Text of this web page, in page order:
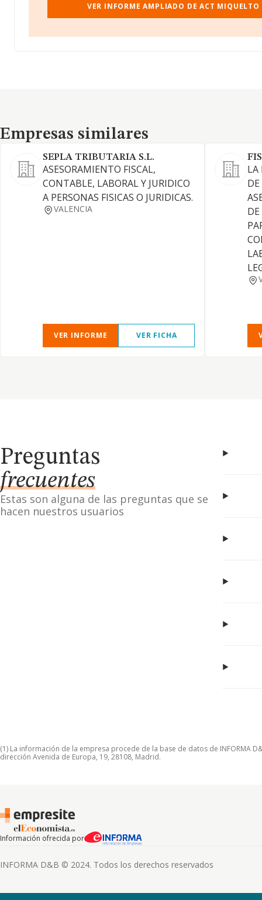
VER INFORME AMPLIADO DE ACT
Empresas similares
Empresas similares
SEPLA TRIBUTARIA S.L.
ASESORAMIENTO FISCAL,
CONTABLE, LABORAL Y JURIDICO
A PERSONAS FISICAS O JURIDICAS.
VALENCIA
VER INFORME VER FICHA
LA
Preguntas
frecuentes
Estas son alguna de las preguntas que se
hacen nuestros usuarios
(1) La información de la empresa procede de la base de datos de INFORMA
dirección Avenida de Europa, 19, 28108, Madrid.
Información ofrecida por
INFORMA D&B © 2024. Todos los derechos reservados